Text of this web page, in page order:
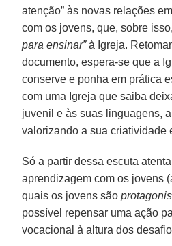
atenção” às novas relações
com os jovens, que, sobre isso,
para ensinar”à Igreja.
documento, espera-se que a
conserve e ponha em prática
com uma Igreja que saiba
juvenil e às suas linguagens,
valorizando a sua criatividade
Só a partir dessa escuta
aprendizagem com os jovens
quais os jovens são
possível repensar uma ação
vocacional à altura dos